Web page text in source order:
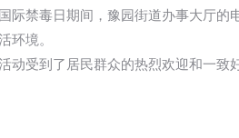
际禁毒日期间，豫园街道办事大厅
环境。
动受到了居民群众的热烈欢迎和一